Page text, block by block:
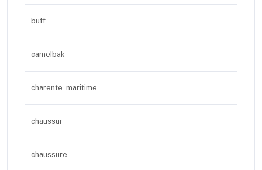
buff
camelbak
charente maritime
chaussur
chaussure